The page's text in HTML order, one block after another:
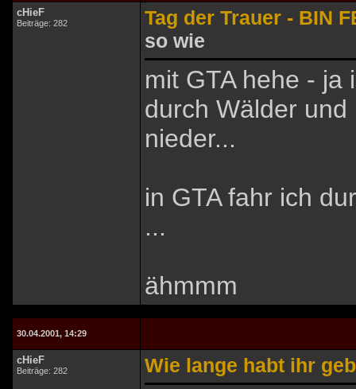
cHieF
Beiträge: 282
Tag der Trauer - BIN
so wie
mit GTA hehe - ja
durch Wälder
nieder...
in GTA fahr ich
...
ähmmm
30.04.2001, 14:29
cHieF
Beiträge: 282 Wie lange habt ihr